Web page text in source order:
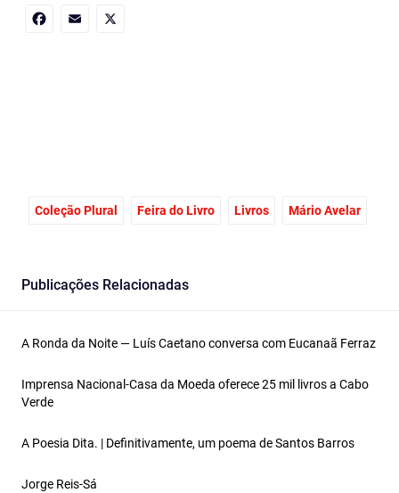
Coleção Plural Feira do Livro Livros Mário Avelar
Publicações Relacionadas
A Ronda da Noite — Luís Caetano conversa com Eucanaã Ferraz
Imprensa Nacional-Casa da Moeda oferece 25 mil livros a Cabo
Verde
A Poesia Dita. | Definitivamente, um poema de Santos Barros
Jorge Reis-Sá